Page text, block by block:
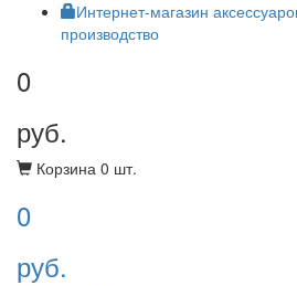
Интернет-магазин
производство
0
руб.
Корзина 0 шт.
0
руб.